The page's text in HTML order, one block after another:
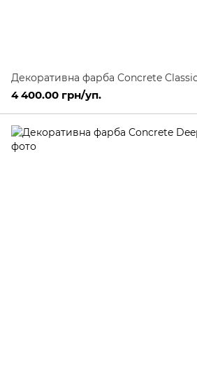
Декоративна фарба Concrete
4 400.00 грн/уп.